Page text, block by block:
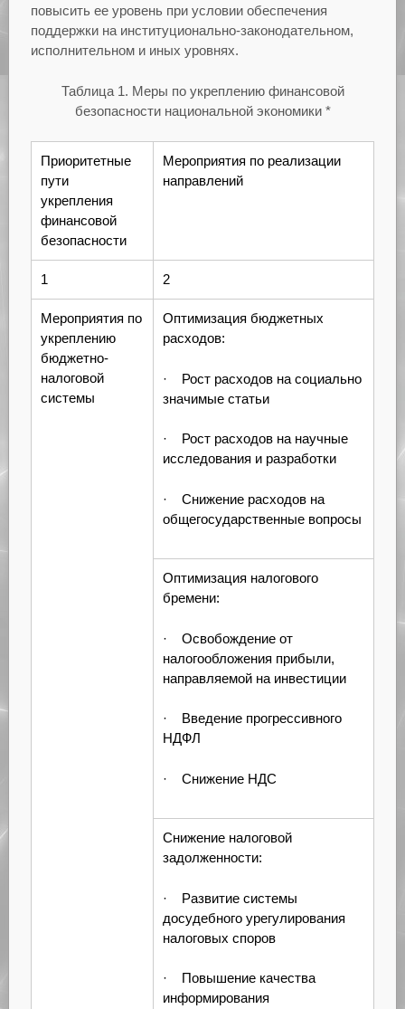
повысить ее уровень при условии обеспечения
поддержки на институционально-законодательном,
исполнительном и иных уровнях.
Таблица 1. Меры по укреплению финансовой
безопасности национальной экономики *
Приоритетные
пути
укрепления
финансовой
безопасности
Мероприятия по реализации
направлений
1 2
Мероприятия по
укреплению
бюджетно-
налоговой
системы
Оптимизация бюджетных
расходов:
· Рост расходов на социально
значимые статьи
· Рост расходов на научные
исследования и разработки
· Снижение расходов на
общегосударственные вопросы
Оптимизация налогового
бремени:
· Освобождение от
налогообложения прибыли,
направляемой на инвестиции
· Введение прогрессивного
НДФЛ
· Снижение НДС
Снижение налоговой
задолженности:
· Развитие системы
досудебного урегулирования
налоговых споров
· Повышение качества
информирования